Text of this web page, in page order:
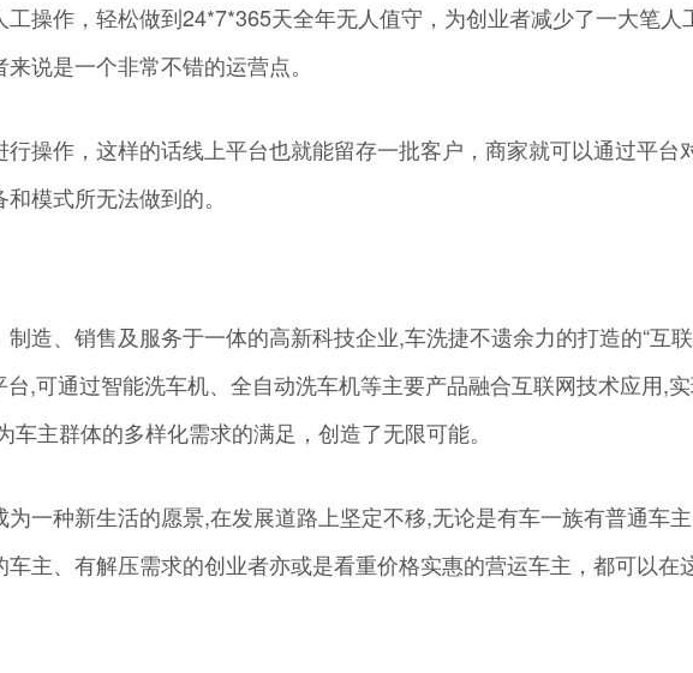
操作，轻松做到24*7*365天全年无人值守，为创业者减少了一大笔人
说是一个非常不错的运营点。
操作，这样的话线上平台也就能留存一批客户，商家就可以通过平台
模式所无法做到的。
造、销售及服务于一体的高新科技企业,车洗捷不遗余力的打造的“互
,可通过智能洗车机、全自动洗车机等主要产品融合互联网技术应用,
主群体的多样化需求的满足，创造了无限可能。
一种新生活的愿景,在发展道路上坚定不移,无论是有车一族有普通车
主、有解压需求的创业者亦或是看重价格实惠的营运车主，都可以在